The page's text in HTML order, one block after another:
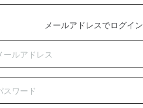
メールアドレスでログイン